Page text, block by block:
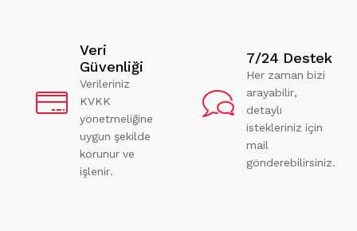
Veri
Güvenliği
Verileriniz
KVKK
yönetmeliğine
uygun şekilde
korunur ve
işlenir.
7/24 Destek
Her zaman bizi
arayabilir,
detaylı
istekleriniz için
mail
gönderebilirsiniz.